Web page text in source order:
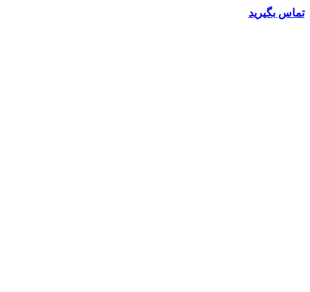
تماس بگیرید